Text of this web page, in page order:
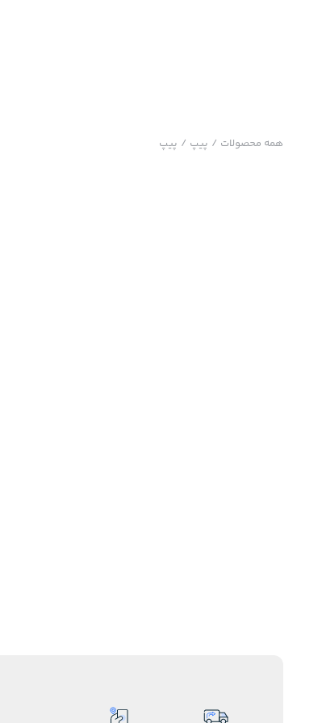
همه محصولات / پیپ / پیپ